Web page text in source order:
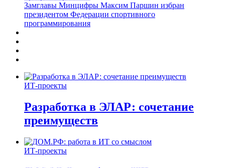
Замглавы Минцифры Максим Паршин избран
президентом Федерации спортивного
программирования
ИТ-проекты
Разработка в ЭЛАР: сочетание
преимуществ
ИТ-проекты